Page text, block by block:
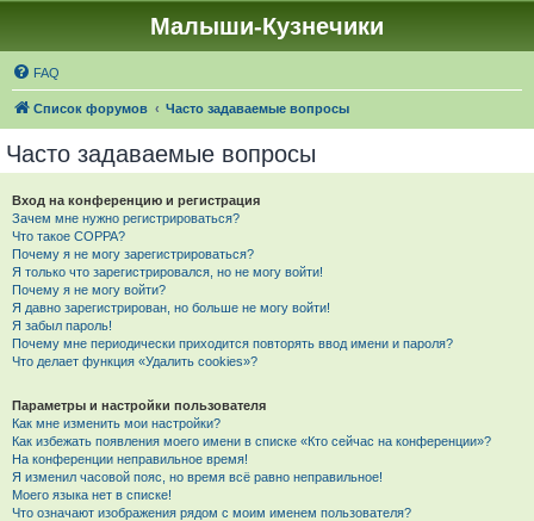
Малыши-Кузнечики
FAQ
Список форумов Часто задаваемые вопросы
Часто задаваемые вопросы
Вход на конференцию и регистрация
Зачем мне нужно регистрироваться?
Что такое COPPA?
Почему я не могу зарегистрироваться?
Я только что зарегистрировался, но не могу войти!
Почему я не могу войти?
Я давно зарегистрирован, но больше не могу войти!
Я забыл пароль!
Почему мне периодически приходится повторять ввод имени и пароля?
Что делает функция «Удалить cookies»?
Параметры и настройки пользователя
Как мне изменить мои настройки?
Как избежать появления моего имени в списке «Кто сейчас на конференции»?
На конференции неправильное время!
Я изменил часовой пояс, но время всё равно неправильное!
Моего языка нет в списке!
Что означают изображения рядом с моим именем пользователя?